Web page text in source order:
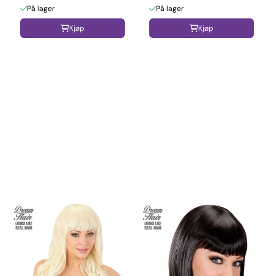
På lager
Kjøp
På lager
Kjøp